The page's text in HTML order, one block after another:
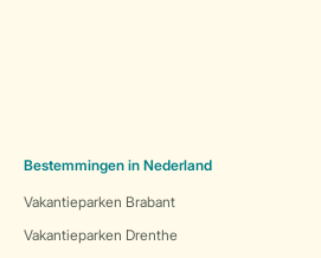
Bestemmingen in Nederland
Vakantieparken Brabant
Vakantieparken Drenthe